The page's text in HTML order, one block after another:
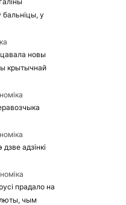
у
новы
крытычнай
адзінкі
прадало на
чым